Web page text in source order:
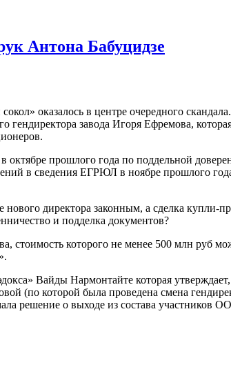
Антона Бабуцидзе
оказалось в центре очередного
гендиректора завода Игоря Ефремова,
октябре прошлого года по поддельной
в сведения ЕГРЮЛ в ноябре прошлого
директора законным, а сделка
и подделка документов?
стоимость которого не менее 500 млн
Вайды Нармонтайте которая
(по которой была проведена смена
решение о выходе из состава участников